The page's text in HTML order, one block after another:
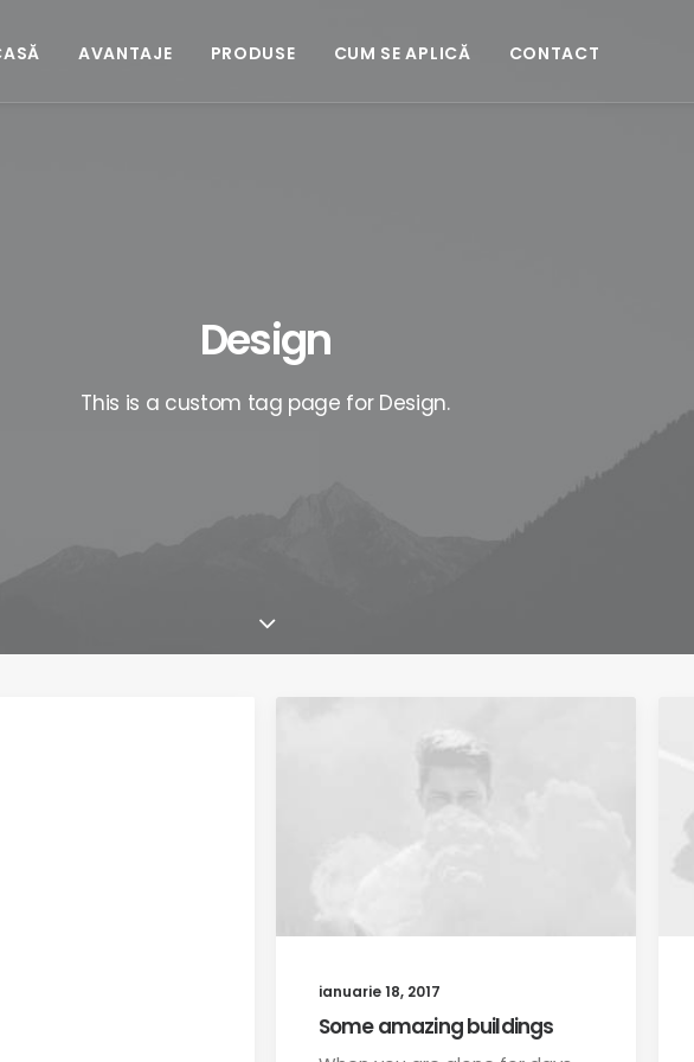
AVANTAJE PRODUSE CUM SE APLICĂ CONTACT
Design
This is a custom tag page for Design.
ianuarie 18, 2017
Some amazing buildings